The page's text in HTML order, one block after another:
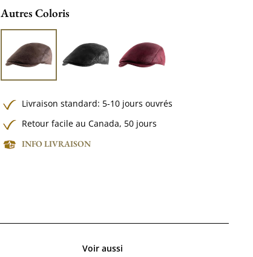
Autres Coloris
Livraison standard: 5-10 jours ouvrés
Retour facile au Canada, 50 jours
INFO LIVRAISON
Voir aussi